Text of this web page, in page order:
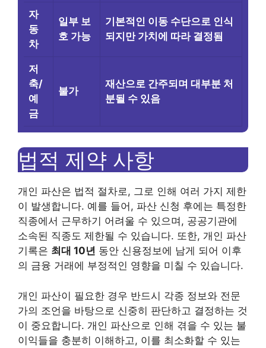
자
동
차
일부 보
호 가능
기본적인 이동 수단으로 인식
되지만 가치에 따라 결정됨
저
축/
예
금
불가
재산으로 간주되며 대부분 처
분될 수 있음
법적 제약 사항
개인 파산은 법적 절차로, 그로 인해 여러 가지 제한
이 발생합니다. 예를 들어, 파산 신청 후에는 특정한
직종에서 근무하기 어려울 수 있으며, 공공기관에
소속된 직종도 제한될 수 있습니다. 또한, 개인 파산
기록은 최대 10년 동안 신용정보에 남게 되어 이후
의 금융 거래에 부정적인 영향을 미칠 수 있습니다.
개인 파산이 필요한 경우 반드시 각종 정보와 전문
가의 조언을 바탕으로 신중히 판단하고 결정하는 것
이 중요합니다. 개인 파산으로 인해 겪을 수 있는 불
이익들을 충분히 이해하고, 이를 최소화할 수 있는